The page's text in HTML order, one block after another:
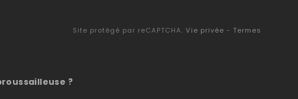
Site protégé par reCAPTCHA. Vie privée - Termes
?